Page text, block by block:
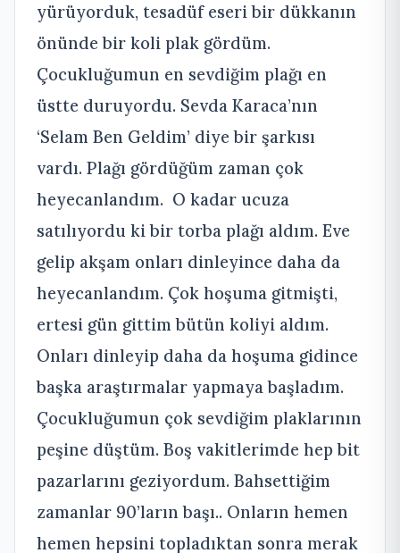
yürüyorduk, tesadüf eseri bir dükkanın
önünde bir koli plak gördüm.
Çocukluğumun en sevdiğim plağı en
üstte duruyordu. Sevda Karaca’nın
‘Selam Ben Geldim’ diye bir şarkısı
vardı. Plağı gördüğüm zaman çok
heyecanlandım. O kadar ucuza
satılıyordu ki bir torba plağı aldım. Eve
gelip akşam onları dinleyince daha da
heyecanlandım. Çok hoşuma gitmişti,
ertesi gün gittim bütün koliyi aldım.
Onları dinleyip daha da hoşuma gidince
başka araştırmalar yapmaya başladım.
Çocukluğumun çok sevdiğim plaklarının
peşine düştüm. Boş vakitlerimde hep bit
pazarlarını geziyordum. Bahsettiğim
zamanlar 90’ların başı.. Onların hemen
hemen hepsini topladıktan sonra merak